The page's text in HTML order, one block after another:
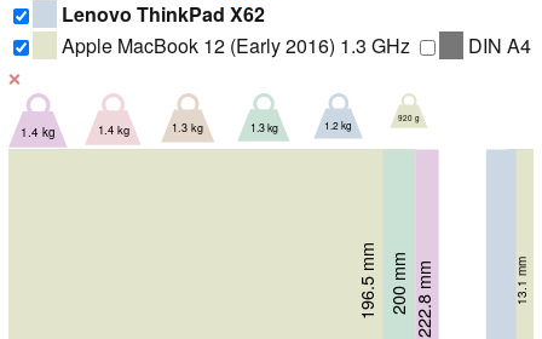
Lenovo ThinkPad X62
Apple MacBook 12 (Early 2016) 1.3 GHz
DIN A4
❌
222.8 mm 19.8 mm
1.4 kg
208.5 mm 20.3 mm
1.4 kg
209 mm 18 mm
1.3 kg
200 mm 18.5 mm
1.3 kg
212 mm 35.5 mm
1.2 kg
196.5 mm 13.1 mm
920 g